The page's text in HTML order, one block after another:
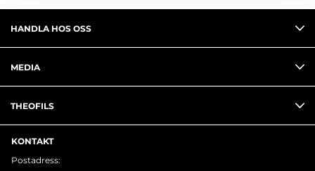
HANDLA HOS OSS
MEDIA
THEOFILS
KONTAKT
Postadress: